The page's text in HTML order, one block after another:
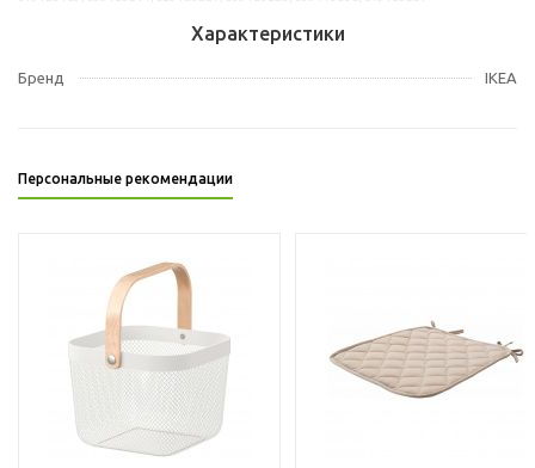
Характеристики
Бренд IKEA
Персональные рекомендации